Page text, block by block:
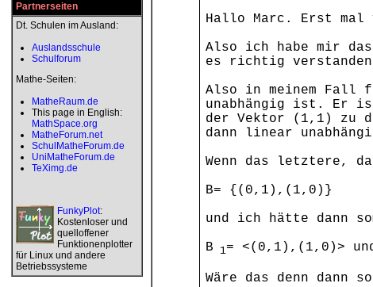
Partnerseiten
Dt. Schulen im Ausland:
Auslandsschule
Schulforum
Mathe-Seiten:
MatheRaum.de
This page in English:
MathSpace.org
MatheForum.net
SchulMatheForum.de
UniMatheForum.de
TeXimg.de
FunkyPlot:
Kostenloser und
quelloffener
Funktionenplotter
für Linux und andere
Betriebssysteme
Hallo Marc. Erst mal
Also ich habe mir
es richtig verstanden
Also in meinem Fall
unabhängig ist. Er
der Vektor (1,1) zu
dann linear
Wenn das letztere,
B= {(0,1),(1,0)}
und ich hätte dann
B 1= <(0,1),(1,0)>
Wäre das denn dann